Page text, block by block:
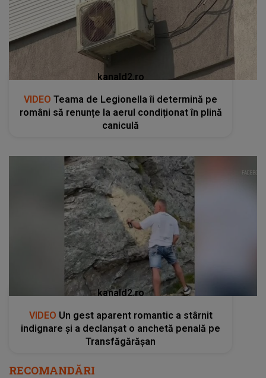
kanald2.ro
VIDEO Teama de Legionella îi determină pe
români să renunțe la aerul condiționat în plină
caniculă
kanald2.ro
VIDEO Un gest aparent romantic a stârnit
indignare și a declanșat o anchetă penală pe
Transfăgărășan
RECOMANDĂRI